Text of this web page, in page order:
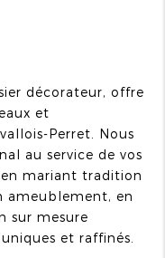
décorateur, offre
et
Perret. Nous
au service de vos
mariant tradition
ameublement, en
sur mesure
et raffinés.